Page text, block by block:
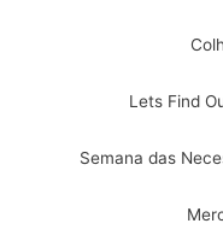
Lets Find
Semana das